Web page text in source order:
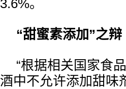
3.6%。
“甜蜜素添加”之辩
“根据相关国家食
酒中不允许添加甜味